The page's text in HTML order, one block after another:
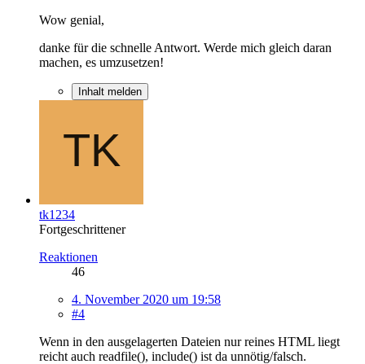
Wow genial,
danke für die schnelle Antwort. Werde mich gleich daran
machen, es umzusetzen!
Inhalt melden
tk1234
Fortgeschrittener
Reaktionen
46
4. November 2020 um 19:58
#4
Wenn in den ausgelagerten Dateien nur reines HTML liegt
reicht auch readfile(), include() ist da unnötig/falsch.